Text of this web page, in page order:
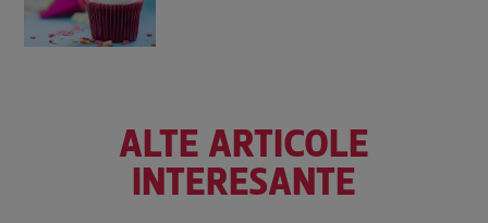
ALTE ARTICOLE
INTERESANTE